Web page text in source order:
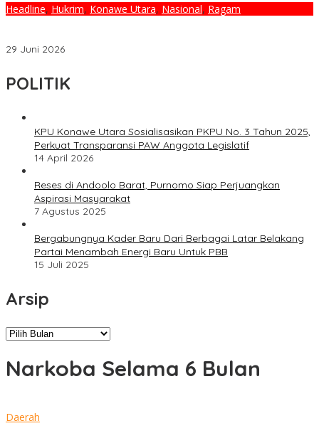
Headline, Hukrim, Konawe Utara, Nasional, Ragam
29 Juni 2026
POLITIK
KPU Konawe Utara Sosialisasikan PKPU No. 3 Tahun 2025,
Perkuat Transparansi PAW Anggota Legislatif
14 April 2026
Reses di Andoolo Barat, Purnomo Siap Perjuangkan
Aspirasi Masyarakat
7 Agustus 2025
Bergabungnya Kader Baru Dari Berbagai Latar Belakang
Partai Menambah Energi Baru Untuk PBB
15 Juli 2025
Arsip
Arsip
Narkoba Selama 6 Bulan
Daerah